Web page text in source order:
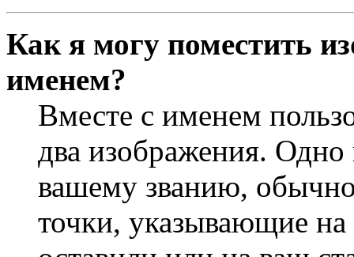
Как я могу поместить
именем?
Вместе с именем
два изображения.
вашему званию, обычно
точки, указывающие